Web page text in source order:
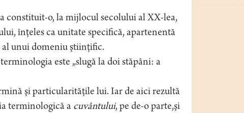
constituit-o, la mijlocul secolului al XX-lea,
înţeles ca unitate specifică, apartenentă
al unui domeniu ştiinţific.
este „slugă la doi stăpâni: a
şi particularităţile lui. Iar de aici rezultă
terminologică a cuvântului, pe de-o parte,şi